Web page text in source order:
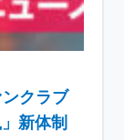
クラブ
新体制